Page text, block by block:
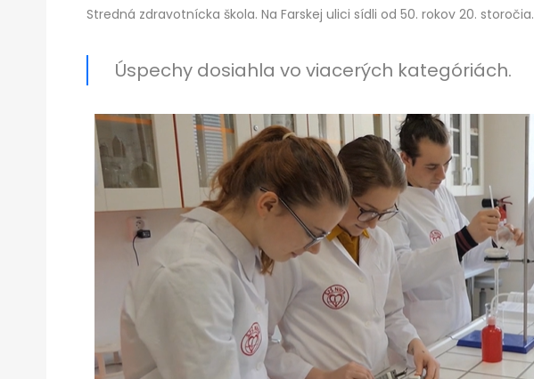
Stredná zdravotnícka škola. Na Farskej ulici sídli od 50. rokov 20. storočia.
Úspechy dosiahla vo viacerých kategóriách.